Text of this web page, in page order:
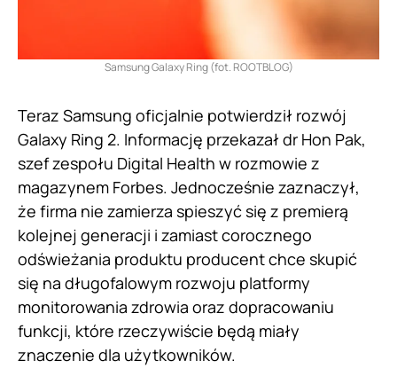
Samsung Galaxy Ring (fot. ROOTBLOG)
Teraz Samsung oficjalnie potwierdził rozwój
Galaxy Ring 2. Informację przekazał dr Hon Pak,
szef zespołu Digital Health w rozmowie z
magazynem Forbes. Jednocześnie zaznaczył,
że firma nie zamierza spieszyć się z premierą
kolejnej generacji i zamiast corocznego
odświeżania produktu producent chce skupić
się na długofalowym rozwoju platformy
monitorowania zdrowia oraz dopracowaniu
funkcji, które rzeczywiście będą miały
znaczenie dla użytkowników.